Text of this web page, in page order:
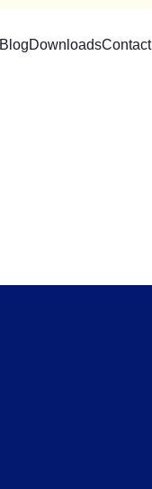
BlogDownloadsContact